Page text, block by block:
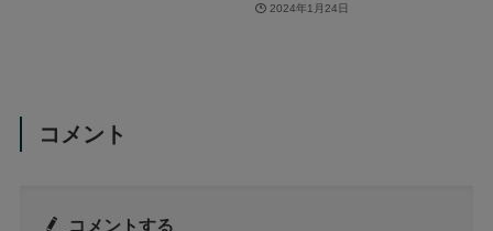
2024年1月24日
コメント
コメントする